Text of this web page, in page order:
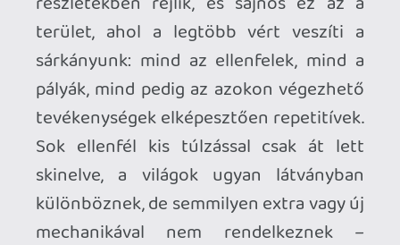
Heroes of Mount Dragon | PLATFORM:
PC, Nintendo Switch, PlayStation | KIADÓ:
indie.io | FEJLESZTŐ: RuniQ |
MEGJELENÉS 2025. szeptember 25. | ÁR:
7000 Ft